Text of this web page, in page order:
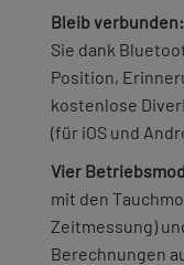
Bleib verbunden:
Sie dank
Position,
kostenlose
(für iOS und
Vier
mit den
Zeitmessung)
Berechnungen